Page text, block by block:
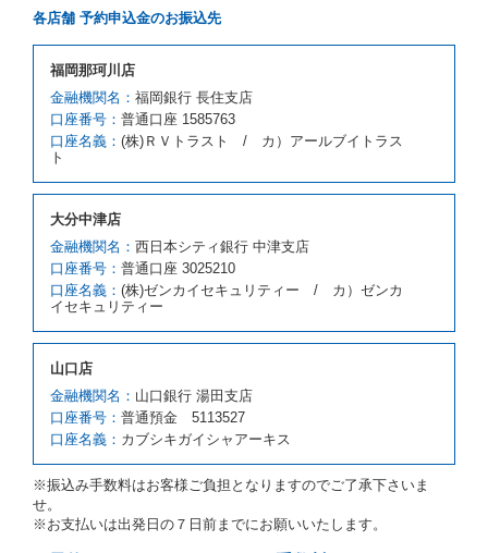
いいます。）の貸渡しを申し入れることができるもの
とします。
クラスを除き予約時と同一の借受条件でレンタカー提
携先の代替レンタカーを貸し渡すものとします。な
お、代替レンタカーの貸渡料金が予約された車種クラ
スの貸渡料金より高くなるときは、予約した車種クラ
スの貸渡料金によるものとし、予約された車種クラス
借受人は、第１項の代替レンタカーの貸渡しの申入れ
を拒絶し、予約を取り消すことができるものとしま
す。
前項の場合、第１項の貸渡しをすることができない原
因が、当社の責に帰する事由によるときには第４条第
４項の予約の取消しとして取り扱い、当社は受領済の
予約申込金を返還するものとします。
原因が、当社の責に帰さない事由による時には第４条
第５項の予約の取消しとして取り扱い、当社は受領済
の予約申込金を返還するものとします。
第６条（免責）
当社及び借受人は、予約が取り消され、又は貸渡契約
が締結されなかったことについて、第４条及び第５条
に定める場合を除き、相互に何らの請求をしないもの
とします。
各店舗 予約申込金のお振込先
福岡那珂川店
金融機関名： 福岡銀行 長住支店
口座番号： 普通口座 1585763
口座名義： (株)ＲＶトラスト / カ）アールブイトラス
ト
大分中津店
金融機関名： 西日本シティ銀行 中津支店
口座番号： 普通口座 3025210
口座名義： (株)ゼンカイセキュリティー / カ）ゼンカ
イセキュリティー
山口店
金融機関名： 山口銀行 湯田支店
口座番号： 普通預金 5113527
口座名義： カブシキガイシャアーキス
※振込み手数料はお客様ご負担となりますのでご了承下さいま
せ。
※お支払いは出発日の７日前までにお願いいたします。